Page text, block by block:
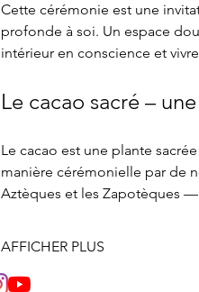
Cette cérémonie est une
profonde à soi. Un espace
intérieur en conscience et
Le cacao sacré –
Le cacao est une plante
manière cérémonielle par de
Aztèques et les Zapotèques
AFFICHER PLUS